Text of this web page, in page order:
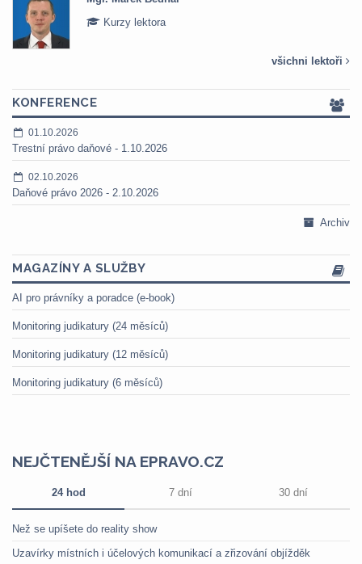
Kurzy lektora
všichni lektoři
KONFERENCE
01.10.2026
Trestní právo daňové - 1.10.2026
02.10.2026
Daňové právo 2026 - 2.10.2026
Archiv
MAGAZÍNY A SLUŽBY
AI pro právníky a poradce (e-book)
Monitoring judikatury (24 měsíců)
Monitoring judikatury (12 měsíců)
Monitoring judikatury (6 měsíců)
NEJČTENĚJŠÍ NA EPRAVO.CZ
24 hod 7 dní 30 dní
Než se upíšete do reality show
Uzavírky místních i účelových komunikací a zřizování objížděk